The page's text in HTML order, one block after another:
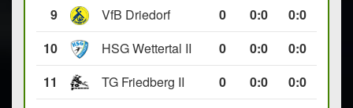
9
VfB Driedorf 0 0:0
0:0
10
HSG Wettertal II 0 0:0
0:0
11
TG Friedberg II 0 0:0 0:0